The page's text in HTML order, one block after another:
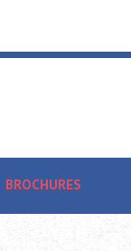
BROCHURES